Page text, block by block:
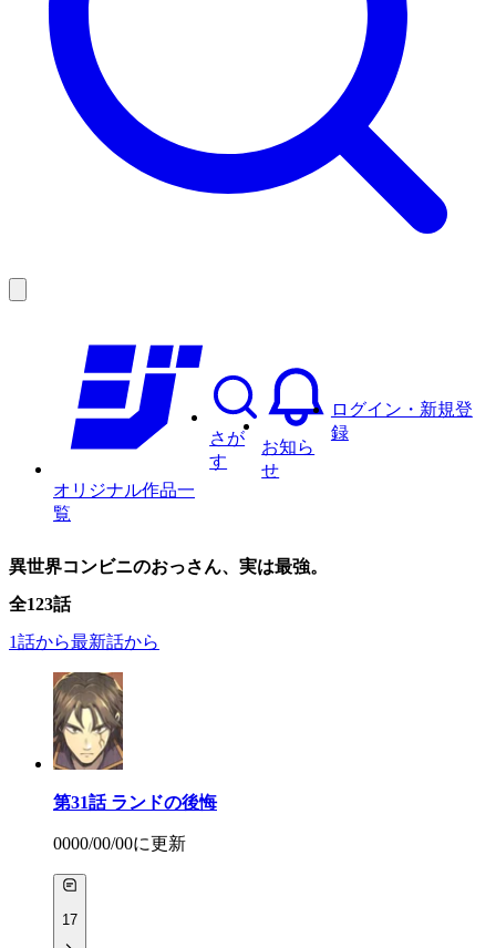
オリジナル作品一
覧
さが
す
お知ら
せ
ログイン・新規登
録
異世界コンビニのおっさん、実は最強。
全123話
1話から最新話から
第31話 ランドの後悔
0000/00/00に更新
17